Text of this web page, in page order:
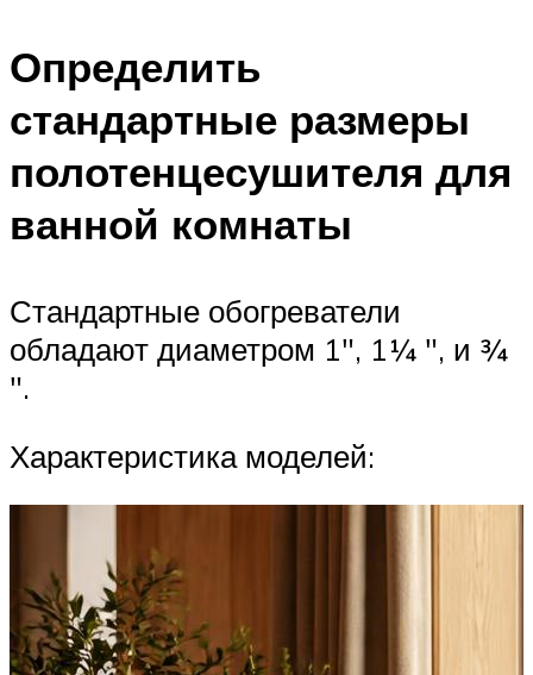
Определить
стандартные размеры
полотенцесушителя для
ванной комнаты
Стандартные обогреватели
обладают диаметром 1″, 1¼ ″, и ¾
″.
Характеристика моделей: